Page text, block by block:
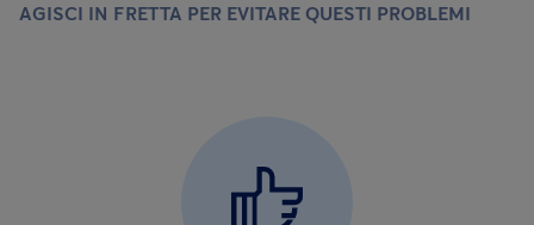
AGISCI IN FRETTA PER EVITARE QUESTI PROBLEMI